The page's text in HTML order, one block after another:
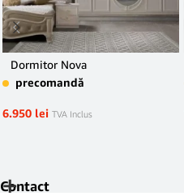
Dormitor Nova
precomandă
6.950 lei TVA Inclus
Contact